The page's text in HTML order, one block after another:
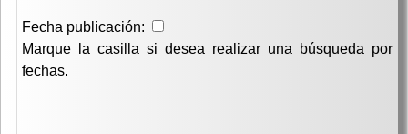
Fecha publicación:
Marque la casilla si desea realizar una búsqueda por
fechas.